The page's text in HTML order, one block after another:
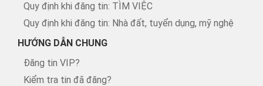
Quy định khi đăng tin: TÌM VIỆC
Quy định khi đăng tin: Nhà đất, tuyển dụng, mỹ nghệ
HƯỚNG DẪN CHUNG
Đăng tin VIP?
Kiểm tra tin đã đăng?